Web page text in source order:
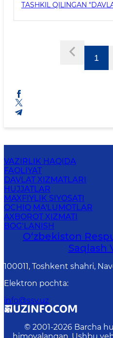
TASHKIL QILINGAN
1
VAZIRLIK HAQIDA
FAOLIYAT
DAVLAT XIZMATLARI
HUJJATLAR
MAXFIYLIK SIYOSATI
OCHIQ MA'LUMOTLAR
AXBOROT XIZMATI
BOG‘LANISH
O‘zbеkistоn
Saqlash
100011, Toshkent shahri,
Elektron pochta:
info@ssv.uz
© 2001-2026 Barcha